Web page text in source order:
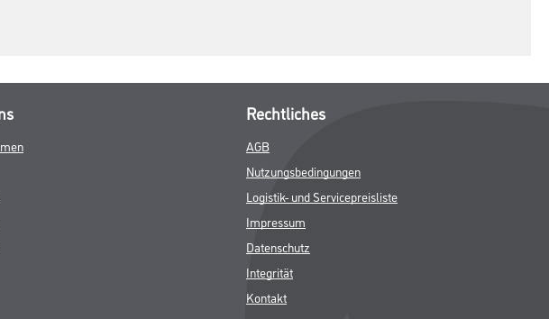
Rechtliches
AGB
Nutzungsbedingungen
Logistik- und Servicepreisliste
Impressum
Datenschutz
Integrität
Kontakt